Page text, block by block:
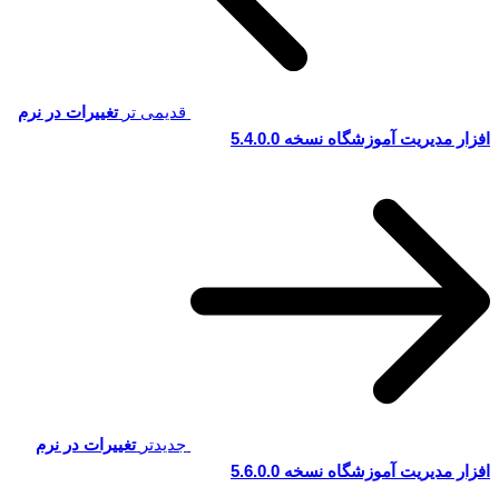
قدیمی تر تغییرات در نرم
افزار مدیریت آموزشگاه نسخه 5.4.0.0
جدیدتر تغییرات در نرم
افزار مدیریت آموزشگاه نسخه 5.6.0.0